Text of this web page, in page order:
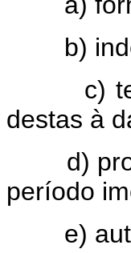
b)
c)
destas à
d)
período
e)